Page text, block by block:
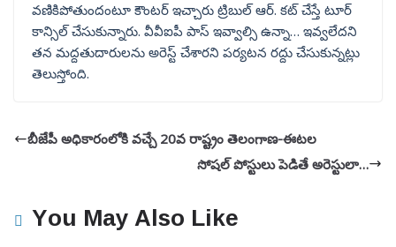
వణికిపోతుందంటూ కౌంటర్ ఇచ్చారు ట్రిబుల్ ఆర్. కట్ చేస్తే టూర్
కాన్సిల్ చేసుకున్నారు. వీవీఐపీ పాస్ ఇవ్వాల్సి ఉన్నా… ఇవ్వలేదని
తన మద్దతుదారులను అరెస్ట్ చేశారని పర్యటన రద్దు చేసుకున్నట్లు
తెలుస్తోంది.
బీజేపీ అధికారంలోకి వచ్చే 20వ రాష్ట్రం తెలంగాణ-ఈటల
సోషల్ పోస్టులు పెడితే అరెస్టులా…
You May Also Like